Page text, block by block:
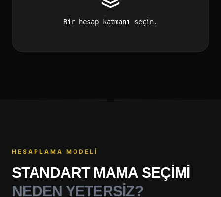
Bir hesap katmanı seçin.
HESAPLAMA MODELI
STANDART MAMA SEÇIMI
NEDEN YETERSIZ?